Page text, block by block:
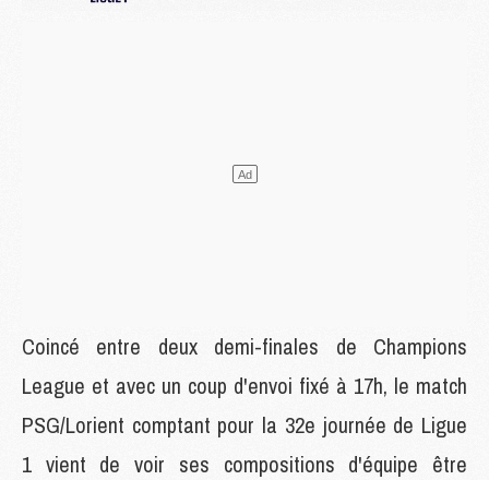
Coincé entre deux demi-finales de Champions
League et avec un coup d'envoi fixé à 17h, le match
PSG/Lorient comptant pour la 32e journée de Ligue
1 vient de voir ses compositions d'équipe être